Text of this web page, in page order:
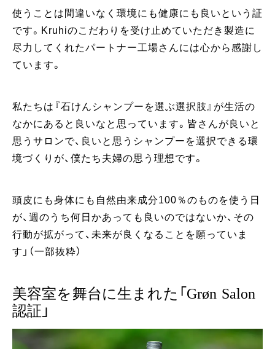
使うことは間違いなく環境にも健康にも良いという証
です。Kruhiのこだわりを受け止めていただき製造に
尽力してくれたパートナー工場さんには心から感謝し
ています。
私たちは『石けんシャンプーを選ぶ選択肢』が生活の
なかにあると良いなと思っています。皆さんが良いと
思うサロンで、良いと思うシャンプーを選択できる環
境づくりが、僕たち夫婦の思う理想です。
頭皮にも身体にも自然由来成分100％のものを使う日
が、週のうち何日かあっても良いのではないか、その
行動が拡がって、未来が良くなることを願っていま
す」（一部抜粋）
美容室を舞台に生まれた「Grøn Salon
認証」